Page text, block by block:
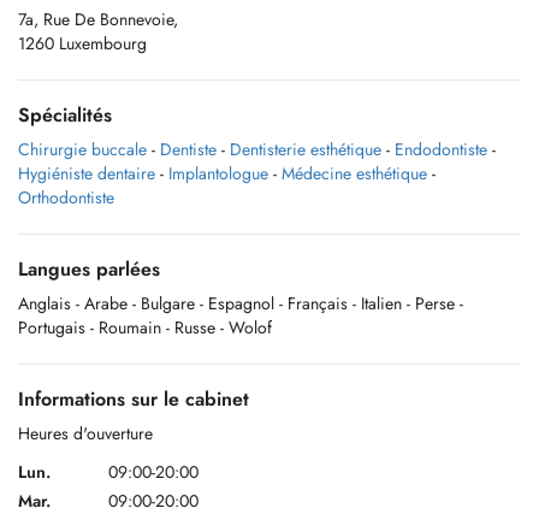
7a, Rue De Bonnevoie,
1260 Luxembourg
Spécialités
Chirurgie buccale - Dentiste - Dentisterie esthétique - Endodontiste -
Hygiéniste dentaire - Implantologue - Médecine esthétique -
Orthodontiste
Langues parlées
Anglais - Arabe - Bulgare - Espagnol - Français - Italien - Perse -
Portugais - Roumain - Russe - Wolof
Informations sur le cabinet
Heures d'ouverture
Lun.
09:00-20:00
Mar.
09:00-20:00